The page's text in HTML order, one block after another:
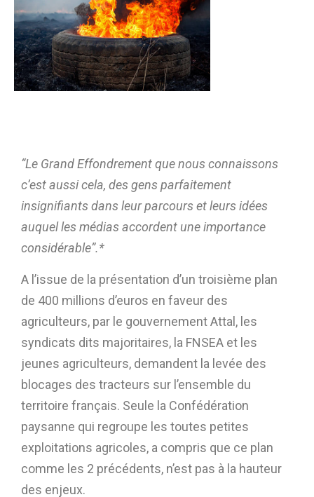
“Le Grand Effondrement que nous connaissons
c’est aussi cela, des gens parfaitement
insignifiants dans leur parcours et leurs idées
auquel les médias accordent une importance
considérable”.*
A l’issue de la présentation d’un troisième plan
de 400 millions d’euros en faveur des
agriculteurs, par le gouvernement Attal, les
syndicats dits majoritaires, la FNSEA et les
jeunes agriculteurs, demandent la levée des
blocages des tracteurs sur l’ensemble du
territoire français. Seule la Confédération
paysanne qui regroupe les toutes petites
exploitations agricoles, a compris que ce plan
comme les 2 précédents, n’est pas à la hauteur
des enjeux.